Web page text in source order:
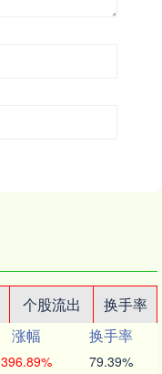
个股流出
换手率
涨幅
换手率
396.89% 79.39%